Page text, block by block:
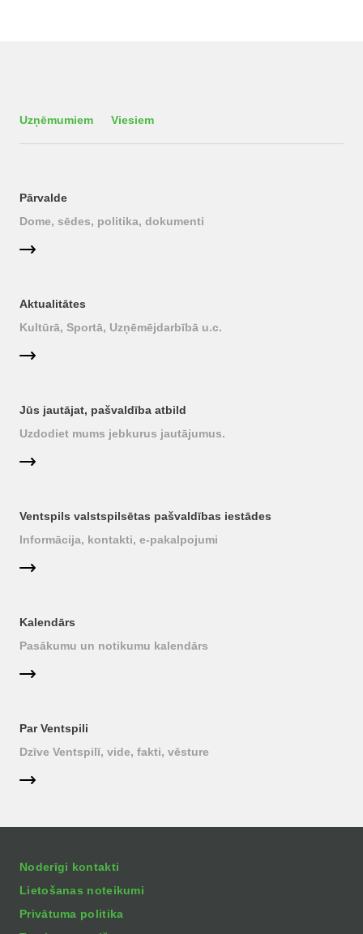
Uzņēmumiem Viesiem
Pārvalde
Dome, sēdes, politika, dokumenti
Aktualitātes
Kultūrā, Sportā, Uzņēmējdarbībā u.c.
Jūs jautājat, pašvaldība atbild
Uzdodiet mums jebkurus jautājumus.
Ventspils valstspilsētas pašvaldības iestādes
Informācija, kontakti, e-pakalpojumi
Kalendārs
Pasākumu un notikumu kalendārs
Par Ventspili
Dzīve Ventspilī, vide, fakti, vēsture
Noderīgi kontakti
Lietošanas noteikumi
Privātuma politika